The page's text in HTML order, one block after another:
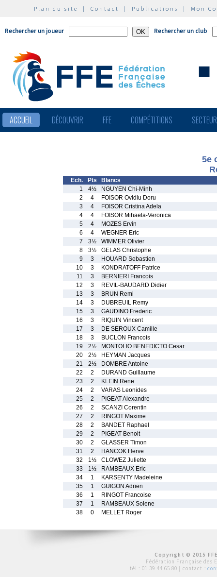
Plan du site | Contact | Publications | Mon
Rechercher un joueur Rechercher un club
ACCUEIL DÉCOUVRIR FFE COMPÉTITIONS
5e
Ech. Pts
Blancs
1
4½
NGUYEN Chi-Minh
2
4
FOISOR Ovidiu Doru
3
4
FOISOR Cristina Adela
4
4
FOISOR Mihaela-Veronica
5
4
MOZES Ervin
6
4
WEGNER Eric
7
3½
WIMMER Olivier
8
3½
GELAS Christophe
9
3
HOUARD Sebastien
10
3
KONDRATOFF Patrice
11
3
BERNIERI Francois
12
3
REVIL-BAUDARD Didier
13
3
BRUN Remi
14
3
DUBREUIL Remy
15
3
GAUDINO Frederic
16
3
RIQUIN Vincent
17
3
DE SEROUX Camille
18
3
BUCLON Francois
19
2½
MONTOLIO BENEDICTO Cesar
20
2½
HEYMAN Jacques
21
2½
DOMBRE Antoine
22
2
DURAND Guillaume
23
2
KLEIN Rene
24
2
VARAS Leonides
25
2
PIGEAT Alexandre
26
2
SCANZI Corentin
27
2
RINGOT Maxime
28
2
BANDET Raphael
29
2
PIGEAT Benoit
30
2
GLASSER Timon
31
2
HANCOK Herve
32
1½
CLOWEZ Juliette
33
1½
RAMBEAUX Eric
34
1
KARSENTY Madeleine
35
1
GUIGON Adrien
36
1
RINGOT Francoise
37
1
RAMBEAUX Solene
38
0 MELLET Roger
Copyright © 2015
Fédération Française des
tél : 01 39 44 65 80 | contact :